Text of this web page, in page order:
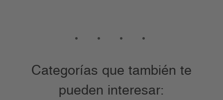
Categorías que también te
pueden interesar: